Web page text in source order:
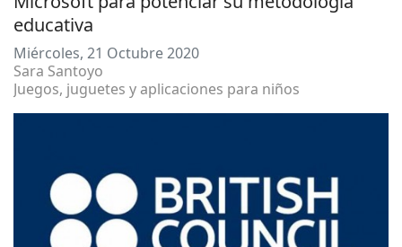
educativa
Miércoles, 21 Octubre 2020
Sara Santoyo
Juegos, juguetes y aplicaciones para niños